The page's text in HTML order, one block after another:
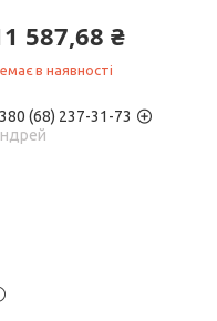
587,68 ₴
в наявності
(68) 237-31-73